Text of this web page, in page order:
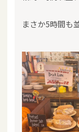
まさか5時間も